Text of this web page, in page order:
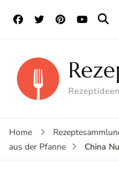
Home
aus der Pfanne
China